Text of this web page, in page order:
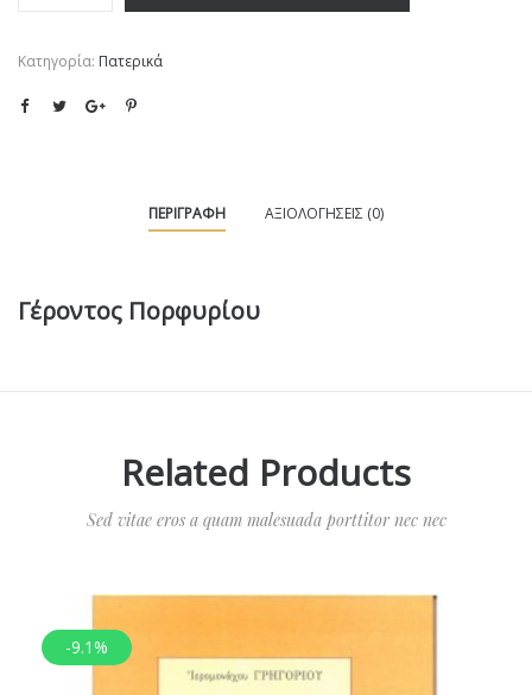
Κατηγορία: Πατερικά
ΠΕΡΙΓΡΑΦΉ ΑΞΙΟΛΟΓΉΣΕΙΣ (0)
Γέροντος Πορφυρίου
Related Products
Sed vitae eros a quam malesuada porttitor nec nec
-9.1%